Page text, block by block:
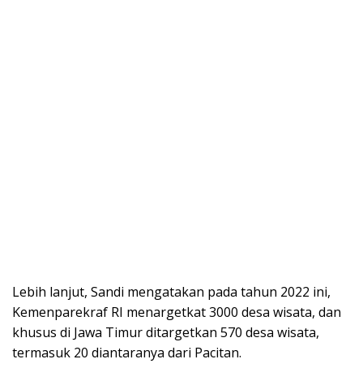
Lebih lanjut, Sandi mengatakan pada tahun 2022 ini,
Kemenparekraf RI menargetkat 3000 desa wisata, dan
khusus di Jawa Timur ditargetkan 570 desa wisata,
termasuk 20 diantaranya dari Pacitan.